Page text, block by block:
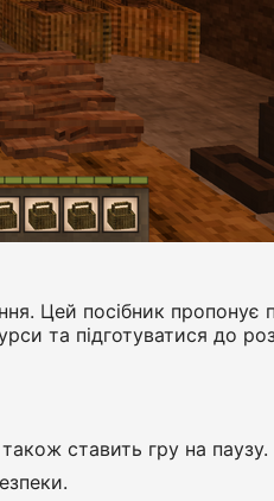
Цей посібник пропонує
та підготуватися до
ставить гру на паузу.